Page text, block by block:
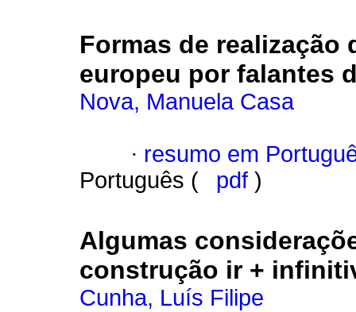
Formas de
europeu por falantes
Nova, Manuela Casa
· resumo em
Português (
pdf )
Algumas
construção ir +
Cunha, Luís Filipe